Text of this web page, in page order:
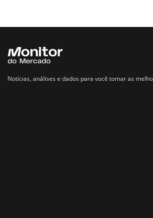
Notícias, análises e dados para você tomar as